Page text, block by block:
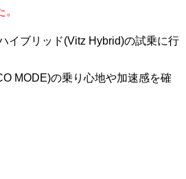
イブリッド(Vitz Hybrid)の試乗に行
MODE)の乗り心地や加速感を確